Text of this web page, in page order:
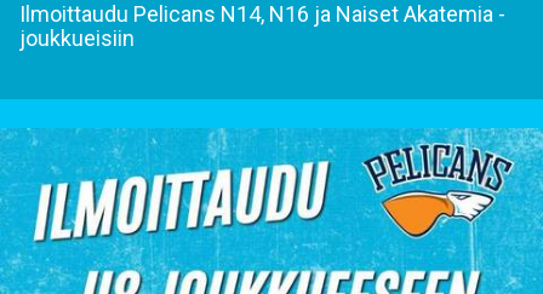
Ilmoittaudu Pelicans N14, N16 ja Naiset Akatemia -
joukkueisiin